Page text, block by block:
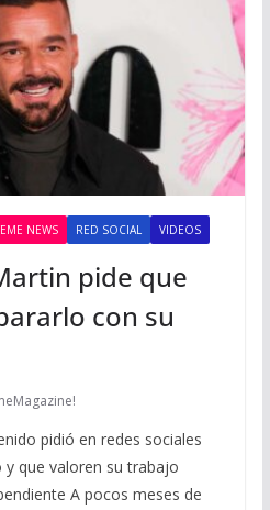
NEWS RED SOCIAL VIDEOS
pide que
con su
pidió en redes sociales
que valoren su trabajo
A pocos meses de